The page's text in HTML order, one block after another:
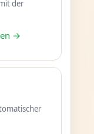
der
→